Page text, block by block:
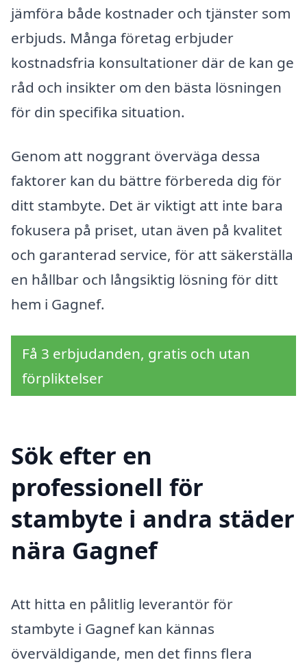
jämföra både kostnader och tjänster som
erbjuds. Många företag erbjuder
kostnadsfria konsultationer där de kan ge
råd och insikter om den bästa lösningen
för din specifika situation.
Genom att noggrant överväga dessa
faktorer kan du bättre förbereda dig för
ditt stambyte. Det är viktigt att inte bara
fokusera på priset, utan även på kvalitet
och garanterad service, för att säkerställa
en hållbar och långsiktig lösning för ditt
hem i Gagnef.
Få 3 erbjudanden, gratis och utan
förpliktelser
Sök efter en
professionell för
stambyte i andra städer
nära Gagnef
Att hitta en pålitlig leverantör för
stambyte i Gagnef kan kännas
överväldigande, men det finns flera